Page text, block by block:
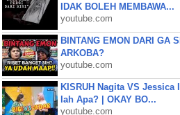
IDAK BOLEH MEMBAWA...
youtube.com
BINTANG EMON DARI GA
ARKOBA?
youtube.com
KISRUH Nagita VS Jessica
lah Apa? | OKAY BO...
youtube.com